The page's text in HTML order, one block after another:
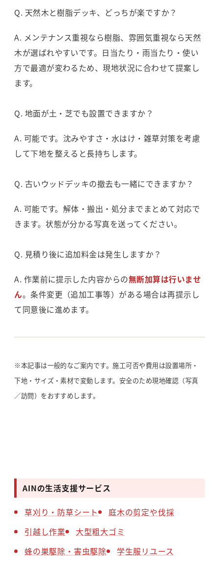
Q. 天然木と樹脂デッキ、どっちが楽ですか？
A. メンテナンス重視なら樹脂、雰囲気重視なら天然
木が選ばれやすいです。日当たり・雨当たり・使い
方で最適が変わるため、現地状況に合わせて提案し
ます。
Q. 地面が土・芝でも設置できますか？
A. 可能です。沈みやすさ・水はけ・雑草対策を考慮
して下地を整えると長持ちします。
Q. 古いウッドデッキの撤去も一緒にできますか？
A. 可能です。解体・搬出・処分までまとめて対応で
きます。状態が分かる写真を送ってください。
Q. 見積り後に追加料金は発生しますか？
A. 作業前に提示した内容からの無断加算は行いませ
ん。条件変更（追加工事等）がある場合は再提示し
て同意後に進めます。
※本記事は一般的なご案内です。施工可否や費用は設置場所・
下地・サイズ・素材で変動します。安全のため現地確認（写真
／訪問）をおすすめします。
AINの生活支援サービス
草刈り・防草シート
庭木の剪定や伐採
引越し作業
大型粗大ゴミ
蜂の巣駆除・害虫駆除
学生服リユース